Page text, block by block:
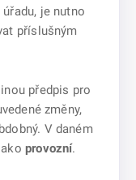
je nutno
příslušným
předpis pro
změny,
V daném
provozní.